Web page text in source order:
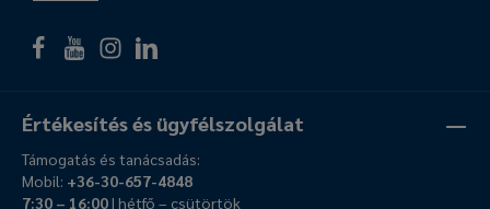
Értékesítés és ügyfélszolgálat
Támogatás és tanácsadás:
Mobil: +36-30-657-4848
7:30 – 16:00| hétfő – csütörtök